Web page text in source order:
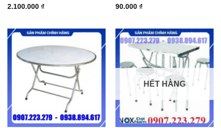
Được
3.005
sao
2.100.000 ₫ 90.000 ₫
HẾT HÀNG